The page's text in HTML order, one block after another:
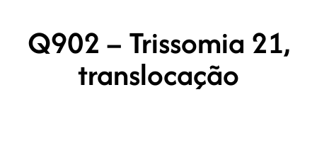
Q902 – Trissomia 21,
translocação